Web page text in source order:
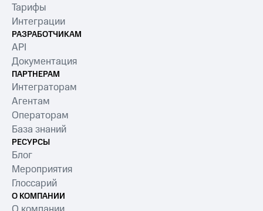
Тарифы
Интеграции
РАЗРАБОТЧИКАМ
API
Документация
ПАРТНЕРАМ
Интеграторам
Агентам
Операторам
База знаний
РЕСУРСЫ
Блог
Мероприятия
Глоссарий
О КОМПАНИИ